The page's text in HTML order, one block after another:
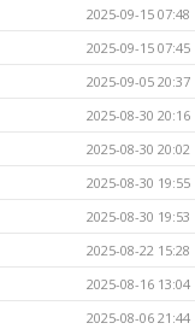
2025-09-15 07:48
2025-09-15 07:45
2025-09-05 20:37
2025-08-30 20:16
2025-08-30 20:02
2025-08-30 19:55
2025-08-30 19:53
2025-08-22 15:28
2025-08-16 13:04
2025-08-06 21:44